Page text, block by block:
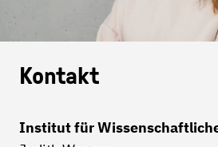
Kontakt
Institut für